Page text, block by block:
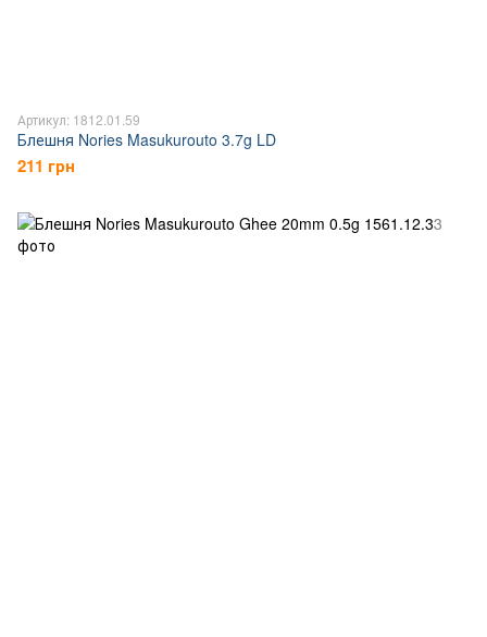
Артикул: 1812.01.59
Блешня Nories Masukurouto 3.7g LD
211 грн